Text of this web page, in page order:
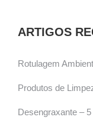
ARTIGOS
Rotulagem
Produtos de
Desengraxante –